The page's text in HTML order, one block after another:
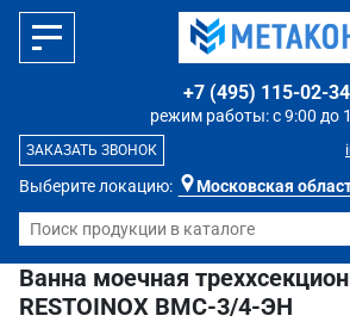
Выберите локацию: Московская
режим работы: с 9:00 до
+7 (495) 115-02-34
ЗАКАЗАТЬ ЗВОНОК
Ванна моечная
RESTOINOX ВМС-3/4-ЭН